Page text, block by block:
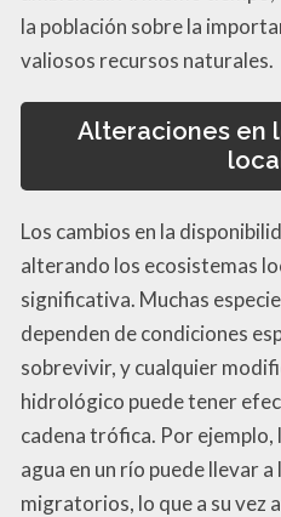
la población sobre la
valiosos recursos naturales.
Alteraciones en
Los cambios en la
alterando los ecosistemas
significativa. Muchas
dependen de condiciones
sobrevivir, y cualquier
hidrológico puede tener
cadena trófica. Por
agua en un río puede llevar
migratorios, lo que a su vez